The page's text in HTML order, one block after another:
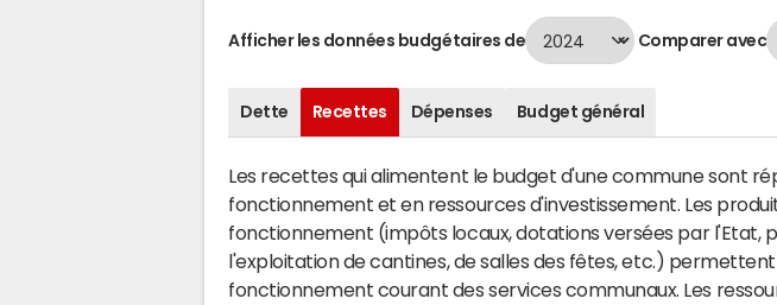
Afficher les données budgétaires de Comparer avec
Dette Recettes Dépenses Budget général
Les recettes qui alimentent le budget d'une commune sont
fonctionnement et en ressources d'investissement. Les
fonctionnement (impôts locaux, dotations versées par l'Etat,
l'exploitation de cantines, de salles des fêtes, etc.)
fonctionnement courant des services communaux. Les